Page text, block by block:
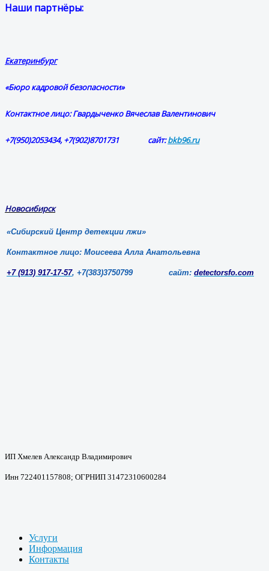
Наши партнёры:
Екатеринбург
«Бюро кадровой безопасности»
Контактное лицо: Гвардыченко Вячеслав Валентинович
+7(950)2053434, +7(902)8701731 сайт:bkb96.ru
Новосибирск
«Сибирский Центр детекции лжи»
Контактное лицо: Моисеева Алла Анатольевна
+7 (913) 917-17-57, +7(383)3750799 сайт: detectorsfo.com
ИП Хмелев Александр Владимирович
Инн 722401157808; ОГРНИП 31472310600284
Услуги
Информация
Контакты